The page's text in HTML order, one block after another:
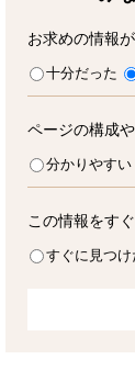
お求めの情報
十分だった
ページの構成
分かりやすい
この情報をす
すぐに見つけ